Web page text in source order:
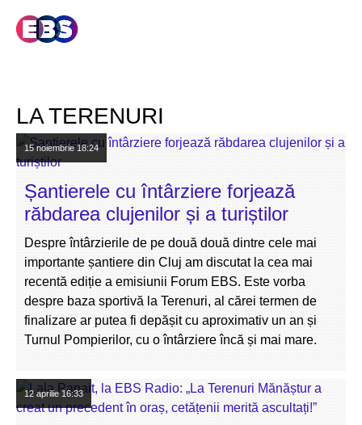
LA TERENURI
15 noiembrie18:24
Șantierele cu întârziere forjează
răbdarea clujenilor și a turiștilor
Despre întârzierile de pe două două dintre cele mai
importante șantiere din Cluj am discutat la cea mai
recentă ediție a emisiunii Forum EBS. Este vorba
despre baza sportivă la Terenuri, al cărei termen de
finalizare ar putea fi depășit cu aproximativ un an și
Turnul Pompierilor, cu o întârziere încă și mai mare.
12 aprilie16:33